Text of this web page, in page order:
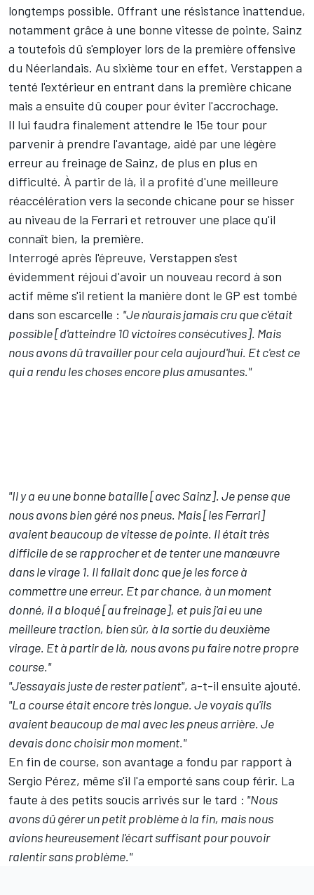
longtemps possible. Offrant une résistance inattendue,
notamment grâce à une bonne vitesse de pointe, Sainz
a toutefois dû s'employer lors de la première offensive
du Néerlandais. Au sixième tour en effet, Verstappen a
tenté l'extérieur en entrant dans la première chicane
mais a ensuite dû couper pour éviter l'accrochage.
Il lui faudra finalement attendre le 15e tour pour
parvenir à prendre l'avantage, aidé par une légère
erreur au freinage de Sainz, de plus en plus en
difficulté. À partir de là, il a profité d'une meilleure
réaccélération vers la seconde chicane pour se hisser
au niveau de la Ferrari et retrouver une place qu'il
connaît bien, la première.
Interrogé après l'épreuve, Verstappen s'est
évidemment réjoui d'avoir un nouveau record à son
actif même s'il retient la manière dont le GP est tombé
dans son escarcelle : "Je n'aurais jamais cru que c'était
possible [d'atteindre 10 victoires consécutives]. Mais
nous avons dû travailler pour cela aujourd'hui. Et c'est ce
qui a rendu les choses encore plus amusantes."
"Il y a eu une bonne bataille [avec Sainz]. Je pense que
nous avons bien géré nos pneus. Mais [les Ferrari]
avaient beaucoup de vitesse de pointe. Il était très
difficile de se rapprocher et de tenter une manœuvre
dans le virage 1. Il fallait donc que je les force à
commettre une erreur. Et par chance, à un moment
donné, il a bloqué [au freinage], et puis j'ai eu une
meilleure traction, bien sûr, à la sortie du deuxième
virage. Et à partir de là, nous avons pu faire notre propre
course."
"J'essayais juste de rester patient", a-t-il ensuite ajouté.
"La course était encore très longue. Je voyais qu'ils
avaient beaucoup de mal avec les pneus arrière. Je
devais donc choisir mon moment."
En fin de course, son avantage a fondu par rapport à
Sergio Pérez, même s'il l'a emporté sans coup férir. La
faute à des petits soucis arrivés sur le tard : "Nous
avons dû gérer un petit problème à la fin, mais nous
avions heureusement l'écart suffisant pour pouvoir
ralentir sans problème."